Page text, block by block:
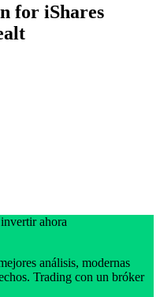
for iShares
ahora
análisis, modernas
Trading con un bróker